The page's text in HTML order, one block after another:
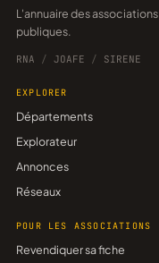
L'annuaire des associations françaises, construit sur les données
publiques.
RNA / JOAFE / SIRENE
EXPLORER
Départements
Explorateur
Annonces
Réseaux
POUR LES ASSOCIATIONS
Revendiquer sa fiche